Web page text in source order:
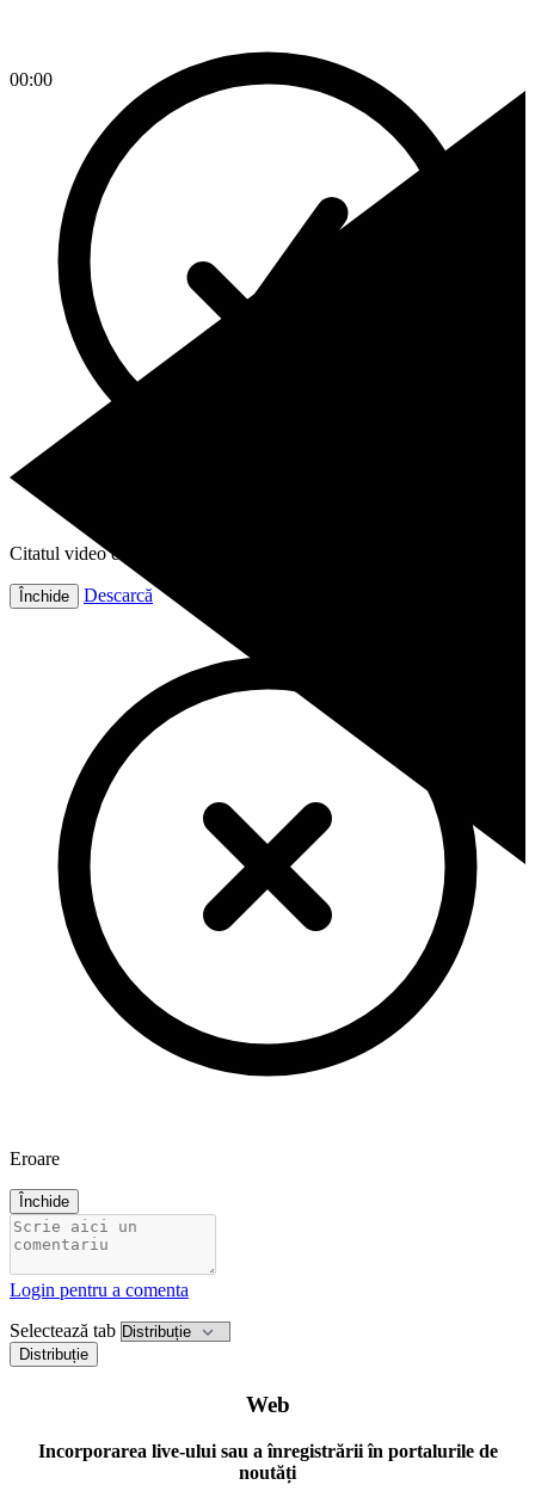
00:00
Citatul video este gata!
Închide Descarcă
Eroare
Închide
Login pentru a comenta
Selectează tab
Distribuție
Web
Incorporarea live-ului sau a înregistrării în portalurile de
noutăți